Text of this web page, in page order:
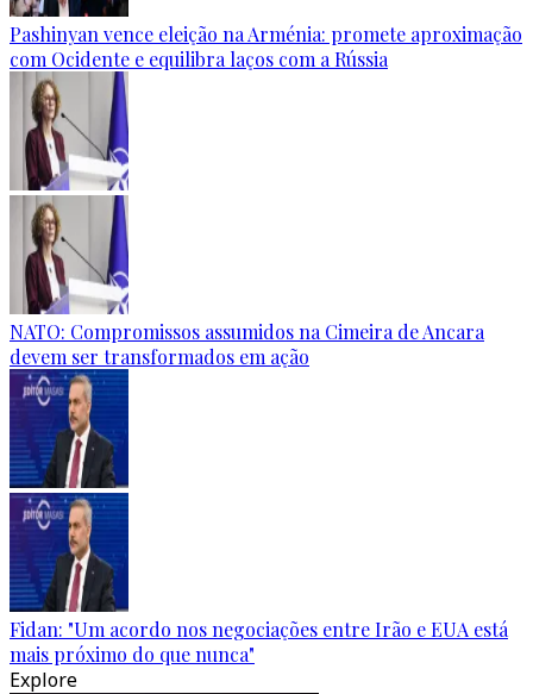
Pashinyan vence eleição na Arménia: promete aproximação
com Ocidente e equilibra laços com a Rússia
NATO: Compromissos assumidos na Cimeira de Ancara
devem ser transformados em ação
Fidan: "Um acordo nos negociações entre Irão e EUA está
mais próximo do que nunca"
Explore